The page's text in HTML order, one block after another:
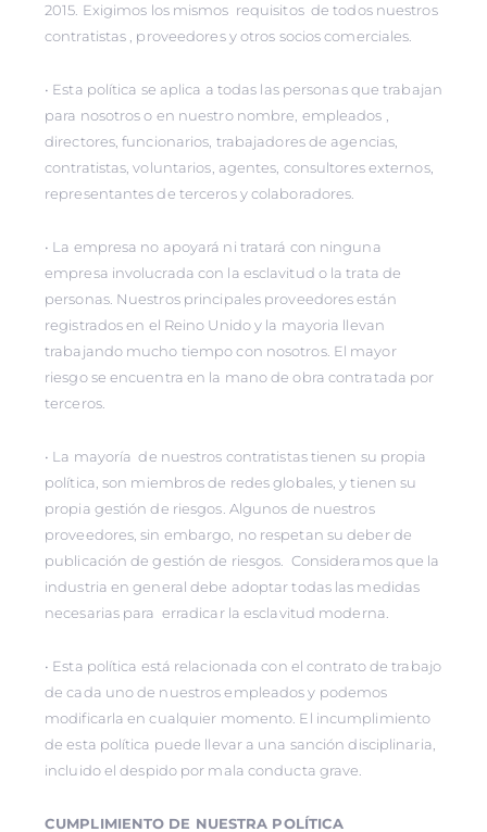
2015. Exigimos los mismos requisitos de todos nuestros
contratistas , proveedores y otros socios comerciales.
• Esta política se aplica a todas las personas que trabajan
para nosotros o en nuestro nombre, empleados ,
directores, funcionarios, trabajadores de agencias,
contratistas, voluntarios, agentes, consultores externos,
representantes de terceros y colaboradores.
• La empresa no apoyará ni tratará con ninguna
empresa involucrada con la esclavitud o la trata de
personas. Nuestros principales proveedores están
registrados en el Reino Unido y la mayoria llevan
trabajando mucho tiempo con nosotros. El mayor
riesgo se encuentra en la mano de obra contratada por
terceros.
• La mayoría de nuestros contratistas tienen su propia
política, son miembros de redes globales, y tienen su
propia gestión de riesgos. Algunos de nuestros
proveedores, sin embargo, no respetan su deber de
publicación de gestión de riesgos. Consideramos que la
industria en general debe adoptar todas las medidas
necesarias para erradicar la esclavitud moderna.
• Esta política está relacionada con el contrato de trabajo
de cada uno de nuestros empleados y podemos
modificarla en cualquier momento. El incumplimiento
de esta política puede llevar a una sanción disciplinaria,
incluido el despido por mala conducta grave.
CUMPLIMIENTO DE NUESTRA POLÍTICA